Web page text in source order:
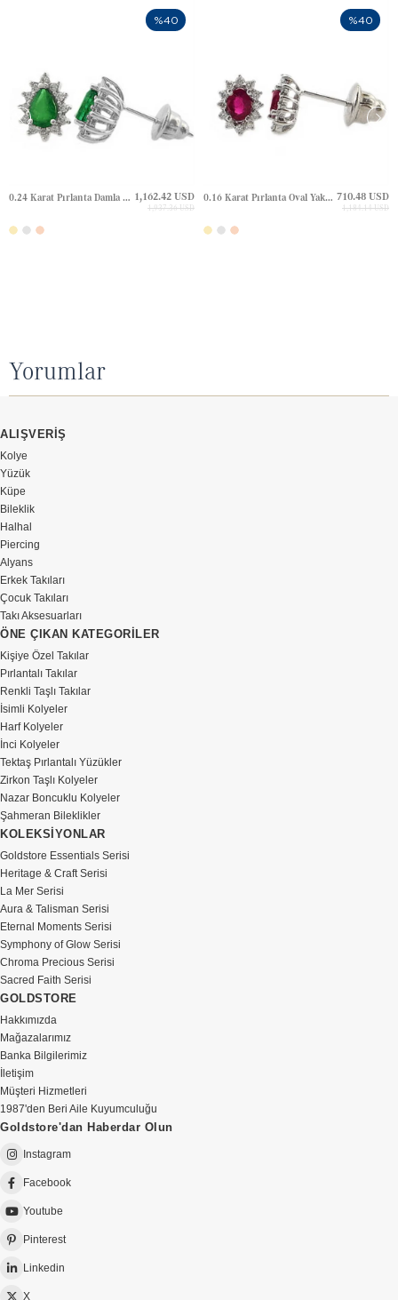
0.24 Karat Pırlanta Damla Zümrüt Halo Çivili Altın Küpe 1,162.42 USD
1,937.36 USD
%40
0.16 Karat Pırlanta Oval Yakut Halo Çivili Altın Küpe 710.48 USD
1,184.14 USD
%40
Yorumlar
ALIŞVERİŞ
Kolye
Yüzük
Küpe
Bileklik
Halhal
Piercing
Alyans
Erkek Takıları
Çocuk Takıları
Takı Aksesuarları
ÖNE ÇIKAN KATEGORİLER
Kişiye Özel Takılar
Pırlantalı Takılar
Renkli Taşlı Takılar
İsimli Kolyeler
Harf Kolyeler
İnci Kolyeler
Tektaş Pırlantalı Yüzükler
Zirkon Taşlı Kolyeler
Nazar Boncuklu Kolyeler
Şahmeran Bileklikler
KOLEKSİYONLAR
Goldstore Essentials Serisi
Heritage & Craft Serisi
La Mer Serisi
Aura & Talisman Serisi
Eternal Moments Serisi
Symphony of Glow Serisi
Chroma Precious Serisi
Sacred Faith Serisi
GOLDSTORE
Hakkımızda
Mağazalarımız
Banka Bilgilerimiz
İletişim
Müşteri Hizmetleri
1987'den Beri Aile Kuyumculuğu
Goldstore'dan Haberdar Olun
Instagram
Facebook
Youtube
Pinterest
Linkedin
X